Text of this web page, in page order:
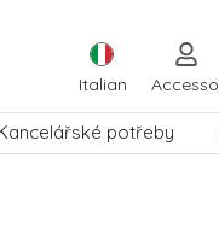
Italian Accesso
potřeby